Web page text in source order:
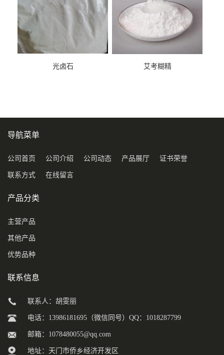
光卤石 艾考糊精
导航菜单
公司首页 公司介绍 公司动态 产品展厅 证书荣誉
联系方式 在线留言
产品分类
主营产品
其他产品
优势品种
联系信息
联系人：胡雯丽
电话：13986181695（微信同号）QQ：1018287799
邮箱： 1078480055@qq.com
地址：天门市侨乡经济开发区